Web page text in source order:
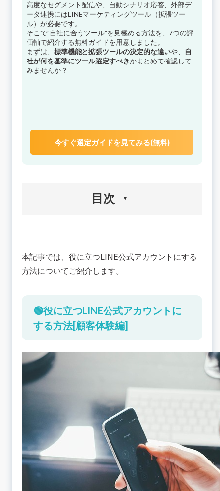
高度なセグメント配信や、自動シナリオ応答、外部デ
ータ連携にはLINEマーケティングツール（拡張ツー
ル）が必要です。
そこで"自社に合うツール"を見極める方法を、7つの評
価軸で紹介する無料ガイドを用意しました。
まずは、 標準機能と拡張ツールの決定的な違いや、
自
社が何を基準にツール選定すべきかまとめて確認して
みませんか？
今すぐ選定ガイドを見てみる(無料)
目次
役に立つLINE公式アカウントが生まれた背景
役に立つ！LINE公式アカウントからの会員登録・
役に立つ！キャンペーンなどのお得な情報をLINE
公式アカウントで取得
役に立つ！ID連携によって顧客がLINE公式アカウ
ントで利用できる機能が増える
🟢役に立つLINE公式アカウントにする方法[コン
役に立つ！LINEセグメント配信で顧客ニーズに合
役に立つ！情報発信をLINEに置き換えることで印
刷物のコストを削減
コンテンツの配信頻度が多すぎると顧客に不快感
を与えてしまう
LINEリッチメッセージで商品・サービスを視覚的
本記事では、役に立つLINE公式アカウントにする
方法についてご紹介します。
🟢役に立つLINE公式アカウントに
する方法[顧客体験編]